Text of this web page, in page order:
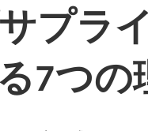
ホーム
アフリカ
プラ
7つの